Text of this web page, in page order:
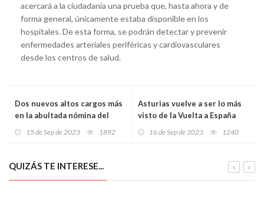
acercará a la ciudadanía una prueba que, hasta ahora y de
forma general, únicamente estaba disponible en los
hospitales. De esta forma, se podrán detectar y prevenir
enfermedades arteriales periféricas y cardiovasculares
desde los centros de salud.
Dos nuevos altos cargos más
en la abultada nómina del
15 de Sep de 2023 1892
Asturias vuelve a ser lo más
visto de la Vuelta a España
16 de Sep de 2023 1240
QUIZÁS TE INTERESE...